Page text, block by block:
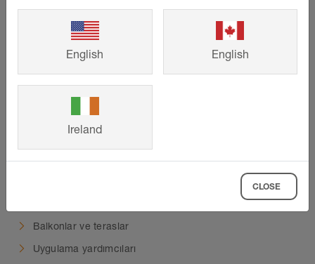
Hakkımızda
Öne çıkan ürün özelliklerimiz
Profiller
Balkonlar ve teraslar
Uygulama yardımcıları
English English
Ireland
CLOSE